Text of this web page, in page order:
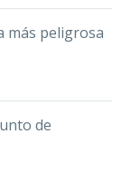
más peligrosa
de